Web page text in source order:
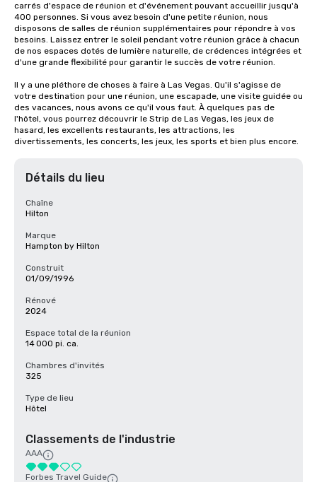
carrés d'espace de réunion et d'événement pouvant accueillir jusqu'à
400 personnes. Si vous avez besoin d'une petite réunion, nous
disposons de salles de réunion supplémentaires pour répondre à vos
besoins. Laissez entrer le soleil pendant votre réunion grâce à chacun
de nos espaces dotés de lumière naturelle, de crédences intégrées et
d'une grande flexibilité pour garantir le succès de votre réunion.
Il y a une pléthore de choses à faire à Las Vegas. Qu'il s'agisse de
votre destination pour une réunion, une escapade, une visite guidée ou
des vacances, nous avons ce qu'il vous faut. À quelques pas de
l'hôtel, vous pourrez découvrir le Strip de Las Vegas, les jeux de
hasard, les excellents restaurants, les attractions, les
divertissements, les concerts, les jeux, les sports et bien plus encore.
Détails du lieu
Chaîne
Hilton
Marque
Hampton by Hilton
Construit
01/09/1996
Rénové
2024
Espace total de la réunion
14 000 pi. ca.
Chambres d'invités
325
Type de lieu
Hôtel
Classements de l'industrie
AAA
Forbes Travel Guide